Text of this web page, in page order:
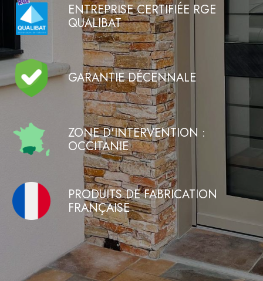
ENTREPRISE CERTIFIÉE RGE
QUALIBAT
GARANTIE DÉCENNALE
ZONE D'INTERVENTION :
OCCITANIE
PRODUITS DE FABRICATION
FRANÇAISE